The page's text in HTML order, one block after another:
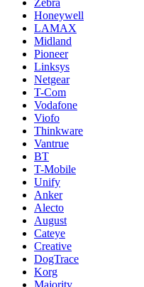
Zebra
Honeywell
LAMAX
Midland
Pioneer
Linksys
Netgear
T-Com
Vodafone
Viofo
Thinkware
Vantrue
BT
T-Mobile
Unify
Anker
Alecto
August
Cateye
Creative
DogTrace
Korg
Majority